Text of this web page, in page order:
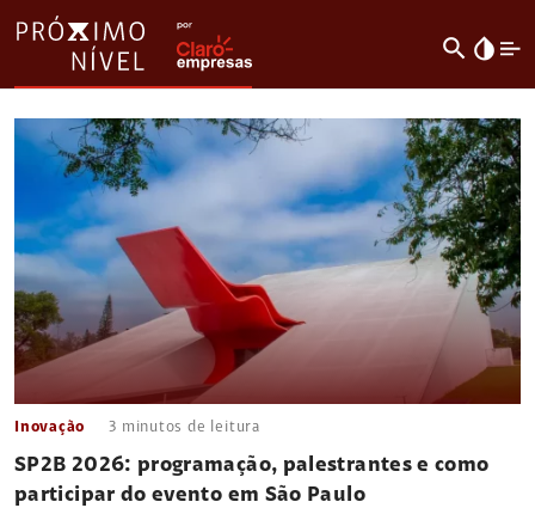
search invert_colors
Inovação 3 minutos de leitura
SP2B 2026: programação, palestrantes e como
participar do evento em São Paulo